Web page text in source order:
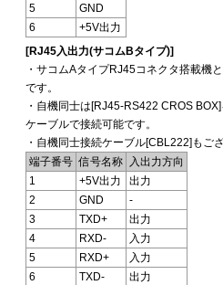
5
GND
6
+5V出力
[RJ45入出力(サコムBタイプ)]
・サコムAタイプRJ45コネクタ搭載機
です。
・自機同士は[RJ45-RS422 CROS
ケーブルで接続可能です。
・自機同士接続ケーブル[CBL222]もご
端子番号 信号名称
入出力方向
1
+5V出力
出力
2
GND
-
3
TXD+
出力
4
RXD-
入力
5
RXD+
入力
6
TXD-
出力